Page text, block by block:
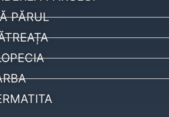
PĂRUL